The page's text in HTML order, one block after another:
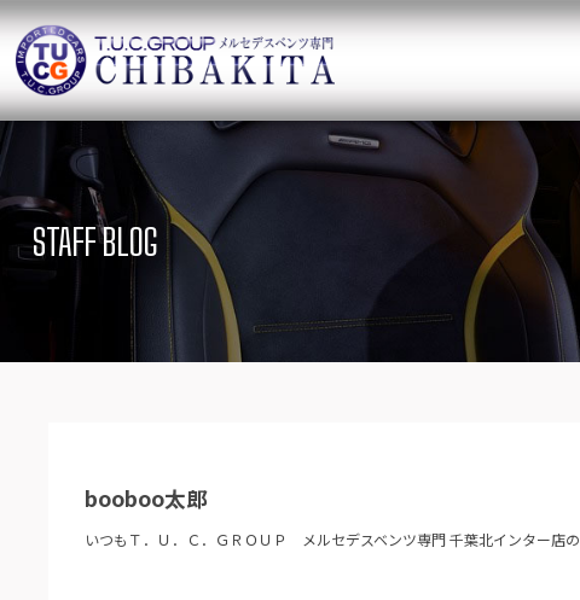
TUCグループ メル
ニュース
News and Topics
在庫リスト
保証＆サービス アクセスマッ
Access map
特別作業について オーダー
会社概要
STAFF BLOG
booboo太郎
いつもＴ．Ｕ．Ｃ．ＧＲＯＵＰ メルセデスベンツ専門 千葉北インター店